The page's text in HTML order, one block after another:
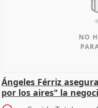
Ángeles Férriz
por los aires" la
SMA